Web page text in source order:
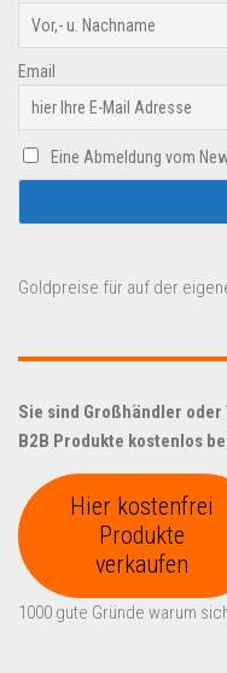
Email
Eine Abmeldung vom
Goldpreise für auf der
Sie sind Großhändler
B2B Produkte kostenlos
Hier kostenfrei
Produkte
verkaufen
1000 gute Gründe warum